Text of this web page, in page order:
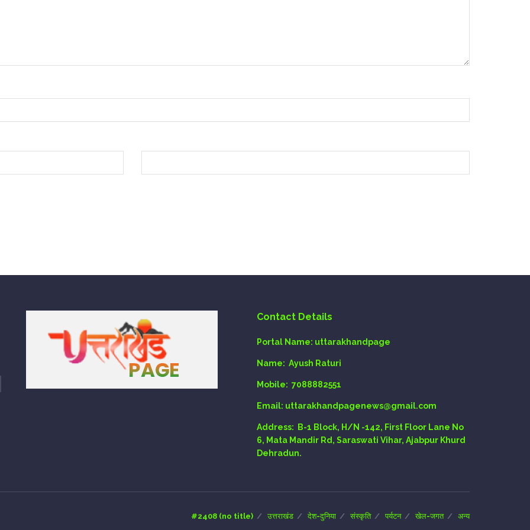
Contact Details
Portal Name: uttarakhandpage
Name: Ayush Raturi
Mobile: 7088882551
Email: uttarakhandpagenews@gmail.com
Address:
B-1 Block, H/N -142, First Floor Lane No
6, Mata Mandir Rd, Saraswati Vihar, Ajabpur Khurd
Dehradun.
#2408 (no title) उत्तराखंड देश-दुनिया संस्कृति पर्यटन खेल-जगत अन्य